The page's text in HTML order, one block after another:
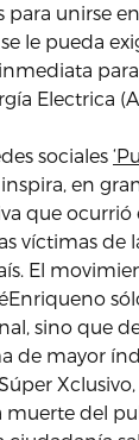
para unirse
le pueda
Electrica
sociales
inspira, en
que ocurrió
víctimas de
El
sino que
de mayor
muerte del